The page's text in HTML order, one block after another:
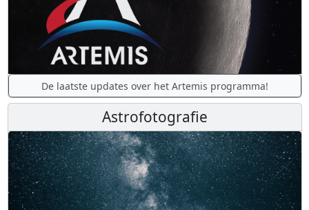
De laatste updates over het Artemis programma!
Astrofotografie